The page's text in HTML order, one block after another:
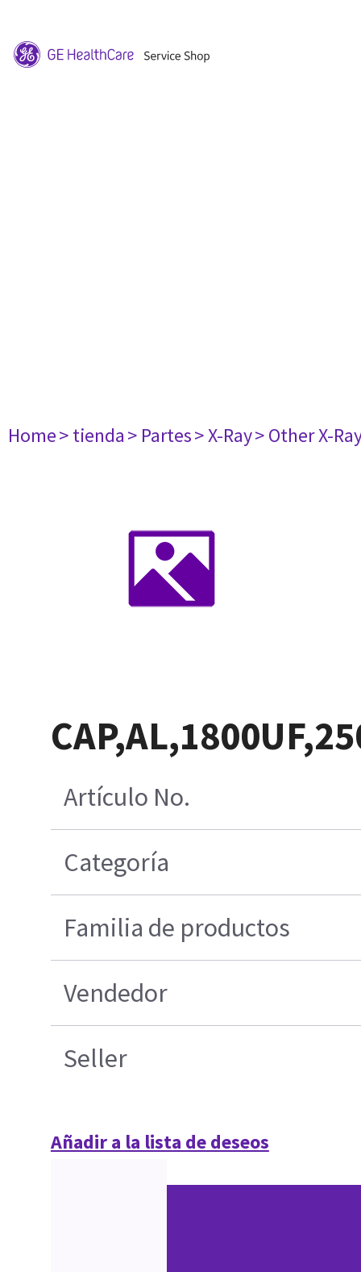
Home> tienda> Partes> X-Ray> Other X-
Artículo No.
Categoría
Familia de productos
Vendedor
Seller
Añadir a la lista de deseos